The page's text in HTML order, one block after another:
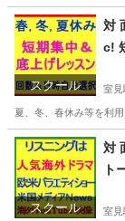
福岡 福岡市
ビジネス英語 敬語
スクール
対
c!
室見
夏、冬、春休み等を利
福岡 福岡市
レッスン
スクール
対
ト
宕
室見